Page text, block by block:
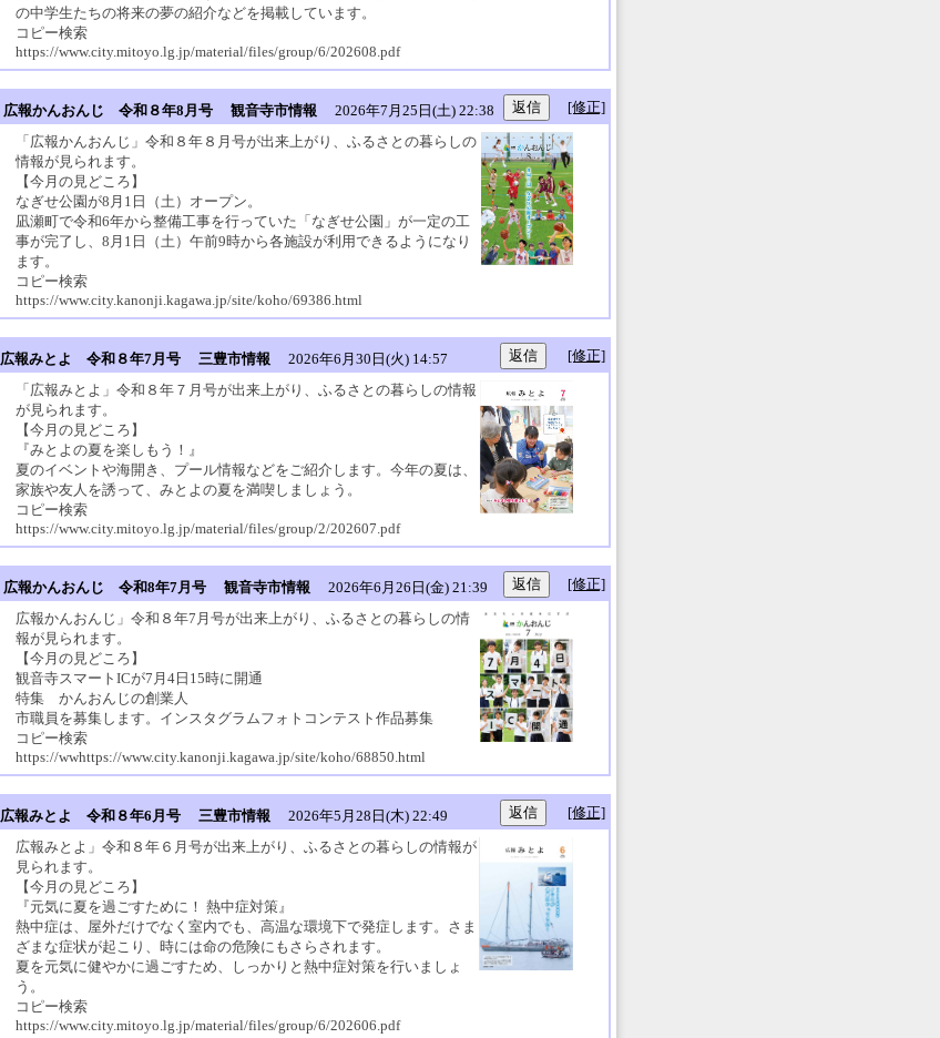
の中学生たちの将来の夢の紹介などを掲載しています。
コピー検索
https://www.city.mitoyo.lg.jp/material/files/group/6/202608.pdf
広報かんおんじ 令和８年8月号 観音寺市情報 2026年7月25日(土) 22:38 [修正]
「広報かんおんじ」令和８年８月号が出来上がり、ふるさとの暮らしの
情報が見られます。
【今月の見どころ】
なぎせ公園が8月1日（土）オープン。
凪瀬町で令和6年から整備工事を行っていた「なぎせ公園」が一定の工
事が完了し、8月1日（土）午前9時から各施設が利用できるようになり
ます。
コピー検索
https://www.city.kanonji.kagawa.jp/site/koho/69386.html
広報みとよ 令和８年7月号 三豊市情報 2026年6月30日(火) 14:57 [修正]
「広報みとよ」令和８年７月号が出来上がり、ふるさとの暮らしの情報
が見られます。
【今月の見どころ】
『みとよの夏を楽しもう！』
夏のイベントや海開き、プール情報などをご紹介します。今年の夏は、
家族や友人を誘って、みとよの夏を満喫しましょう。
コピー検索
https://www.city.mitoyo.lg.jp/material/files/group/2/202607.pdf
広報かんおんじ 令和8年7月号 観音寺市情報 2026年6月26日(金) 21:39 [修正]
広報かんおんじ」令和８年7月号が出来上がり、ふるさとの暮らしの情
報が見られます。
【今月の見どころ】
観音寺スマートICが7月4日15時に開通
特集 かんおんじの創業人
市職員を募集します。インスタグラムフォトコンテスト作品募集
コピー検索
https://wwhttps://www.city.kanonji.kagawa.jp/site/koho/68850.html
広報みとよ 令和８年6月号 三豊市情報 2026年5月28日(木) 22:49 [修正]
広報みとよ」令和８年６月号が出来上がり、ふるさとの暮らしの情報が
見られます。
【今月の見どころ】
『元気に夏を過ごすために！ 熱中症対策』
熱中症は、屋外だけでなく室内でも、高温な環境下で発症します。さま
ざまな症状が起こり、時には命の危険にもさらされます。
夏を元気に健やかに過ごすため、しっかりと熱中症対策を行いましょ
う。
コピー検索
https://www.city.mitoyo.lg.jp/material/files/group/6/202606.pdf